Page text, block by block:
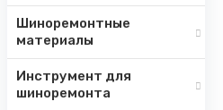
Шиноремонтные
материалы
Инструмент для
шиноремонта